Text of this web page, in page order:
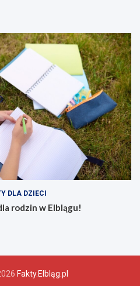
DLA DZIECI
rodzin w Elblągu!
Fakty.Elbląg.pl